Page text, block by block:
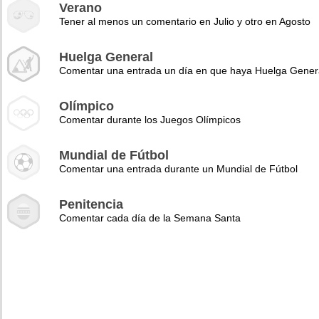
Verano
Tener al menos un comentario en Julio y otro en Agosto
Huelga General
Comentar una entrada un día en que haya Huelga
Olímpico
Comentar durante los Juegos Olímpicos
Mundial de Fútbol
Comentar una entrada durante un Mundial de Fútbol
Penitencia
Comentar cada día de la Semana Santa